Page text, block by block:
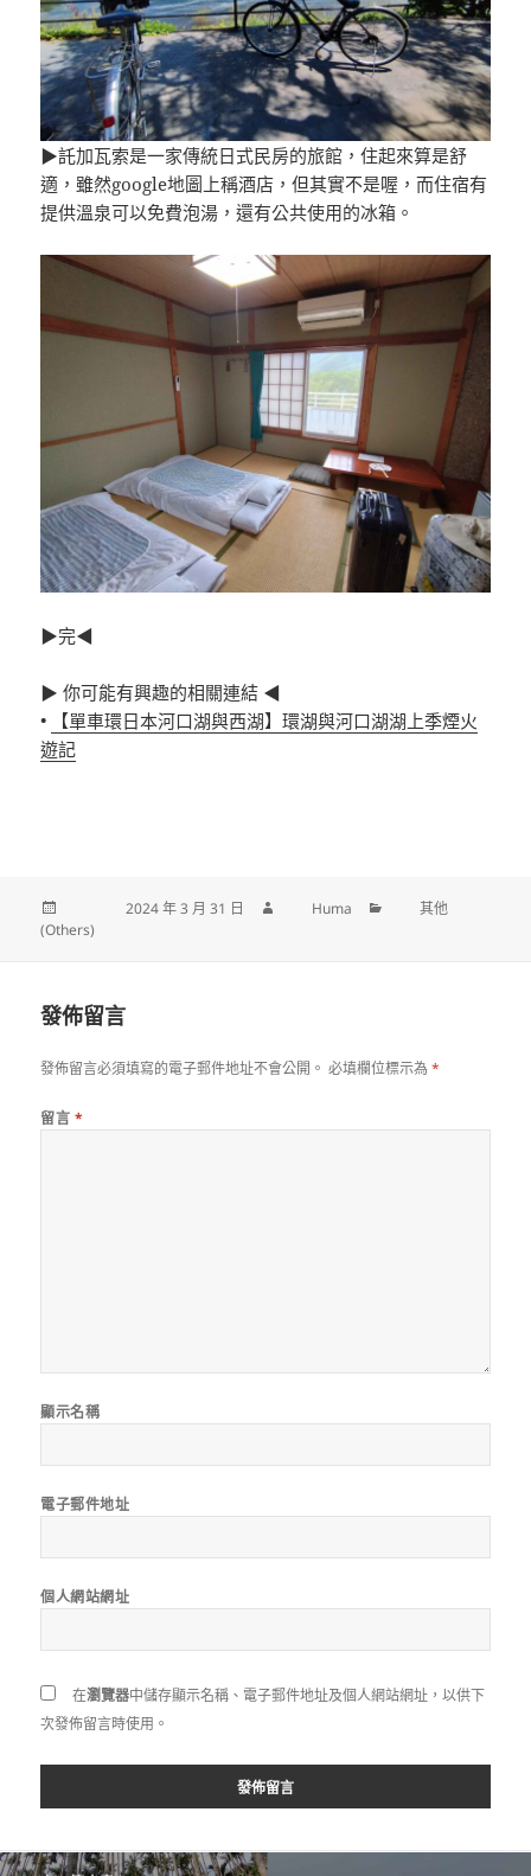
▶託加瓦索是一家傳統日式民房的旅館，住起來算是舒
適，雖然google地圖上稱酒店，但其實不是喔，而住宿有
提供溫泉可以免費泡湯，還有公共使用的冰箱。
▶完◀
▶ 你可能有興趣的相關連結 ◀
•
【單車環日本河口湖與西湖】環湖與河口湖湖上季煙火
遊記
發佈日期:2024 年 3 月 31 日 Huma 分類其他
(Others)
發佈留言
發佈留言必須填寫的電子郵件地址不會公開。 必填欄位標示為*
留言 *
顯示名稱
電子郵件地址
個人網站網址
在瀏覽器中儲存顯示名稱、電子郵件地址及個人網站網址，以供下
次發佈留言時使用。
文